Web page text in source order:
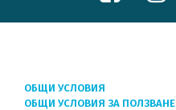
ОБЩИ УСЛОВИЯ
ОБЩИ УСЛОВИЯ ЗА ПОЛЗВАНЕ